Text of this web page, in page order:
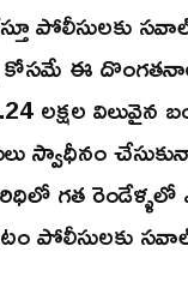
పోలీసులకు
కోసమే ఈ
లక్షల
గత
పోలీసులకు